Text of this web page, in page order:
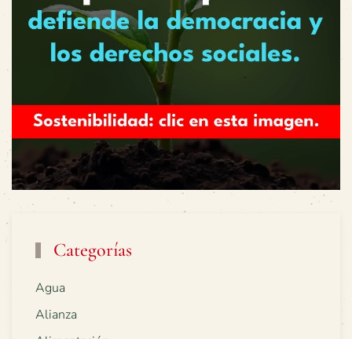
Categorías
Agua
Alianza